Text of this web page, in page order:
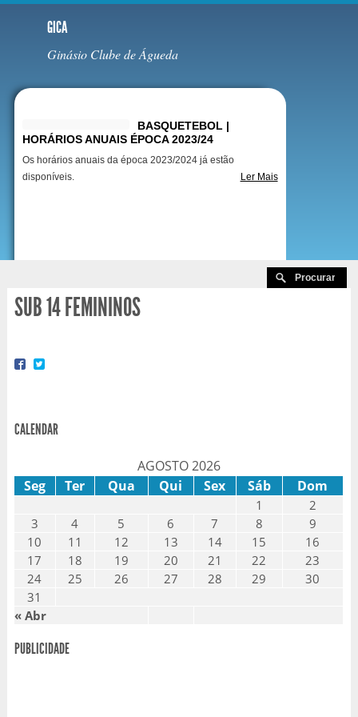
GICA
Ginásio Clube de Águeda
BASQUETEBOL |
HORÁRIOS ANUAIS ÉPOCA 2023/24
Os horários anuais da época 2023/2024 já estão
disponíveis.
Ler Mais
SUB 14 FEMININOS
CALENDAR
AGOSTO 2026
Seg
Ter Qua Qui Sex Sáb Dom
« Abr
1
2
3
4 5 6 7 8
9
10
11 12 13 14 15
16
17
18 19 20 21 22
23
24
25 26 27 28 29
30
31
PUBLICIDADE